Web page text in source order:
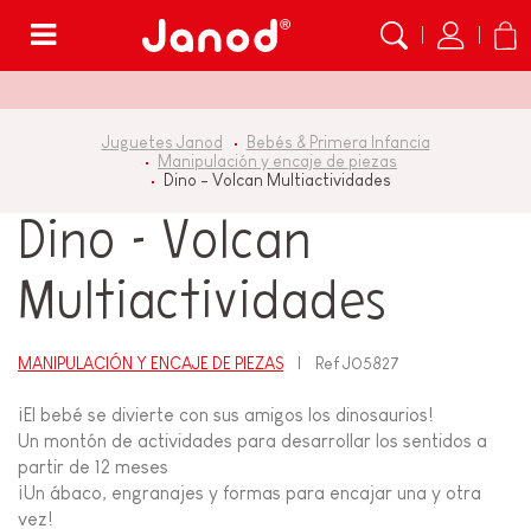
Juguetes Janod
Bebés & Primera Infancia
Manipulación y encaje de piezas
Dino - Volcan Multiactividades
Dino - Volcan
Multiactividades
MANIPULACIÓN Y ENCAJE DE PIEZAS RefJ05827
¡El bebé se divierte con sus amigos los dinosaurios!
Un montón de actividades para desarrollar los sentidos a
partir de 12 meses
¡Un ábaco, engranajes y formas para encajar una y otra
vez!